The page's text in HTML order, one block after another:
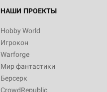
НАШИ ПРОЕКТЫ
Hobby World
Игрокон
Warforge
Мир фантастики
Берсерк
CrowdRepublic